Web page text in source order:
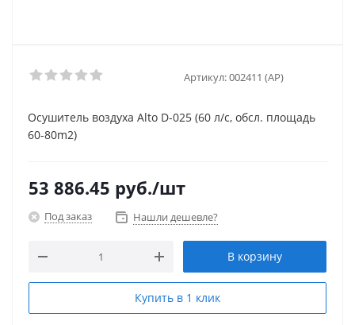
Артикул:002411 (AP)
Осушитель воздуха Alto D-025 (60 л/с, обсл. площадь
60-80m2)
53 886.45 руб./шт
Под заказ Нашли дешевле?
В корзину
Купить в 1 клик